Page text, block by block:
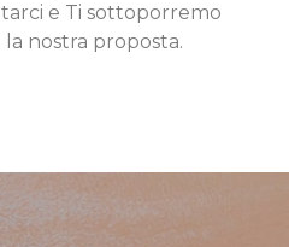
e Ti sottoporremo
nostra proposta.